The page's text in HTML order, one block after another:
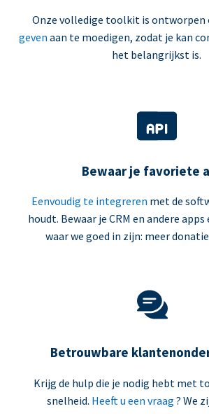
Onze volledige toolkit is ontworpen
geven aan te moedigen, zodat je kan
het belangrijkst is.
Bewaar je favoriete
Eenvoudig te integreren met de
houdt. Bewaar je CRM en andere
waar we goed in zijn: meer
Betrouwbare
Krijg de hulp die je nodig hebt met
snelheid. Heeft u een vraag ? We